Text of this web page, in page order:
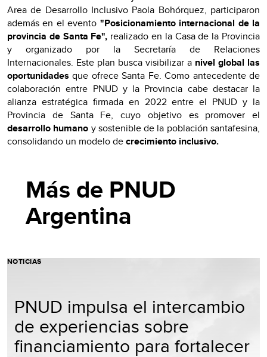
Area de Desarrollo Inclusivo Paola Bohórquez, participaron
además en el evento "Posicionamiento internacional de la
provincia de Santa Fe", realizado en la Casa de la Provincia
y organizado por la Secretaría de Relaciones
Internacionales. Este plan busca visibilizar a nivel global las
oportunidades que ofrece Santa Fe. Como antecedente de
colaboración entre PNUD y la Provincia cabe destacar la
alianza estratégica firmada en 2022 entre el PNUD y la
Provincia de Santa Fe, cuyo objetivo es promover el
desarrollo humano y sostenible de la población santafesina,
consolidando un modelo decrecimiento inclusivo.
Más de PNUD
Argentina
NOTICIAS
PNUD impulsa el intercambio
de experiencias sobre
financiamiento para fortalecer